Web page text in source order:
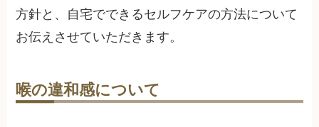
方針と、自宅でできるセルフケアの方法について
お伝えさせていただきます。
喉の違和感について